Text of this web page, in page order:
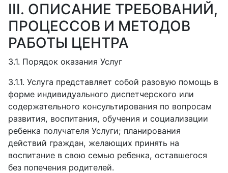
III. ОПИСАНИЕ ТРЕБОВАНИЙ,
ПРОЦЕССОВ И МЕТОДОВ
РАБОТЫ ЦЕНТРА
3.1. Порядок оказания Услуг
3.1.1. Услуга представляет собой разовую помощь в
форме индивидуального диспетчерского или
содержательного консультирования по вопросам
развития, воспитания, обучения и социализации
ребенка получателя Услуги; планирования
действий граждан, желающих принять на
воспитание в свою семью ребенка, оставшегося
без попечения родителей.